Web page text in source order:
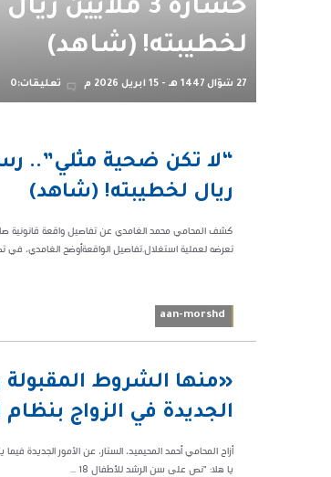
خسارة 3 ملايين ريال
لخطيبته! (شاهد)
27 شوّال 1447 هـ - 15 أبريل 2026 م تعليقات:0
ريال لخطيبته! (شاهد)
تعرضه لعملية استغلال.تفاصيل الواقعةأوضح الغامدي، في
aan-morshd
«منها الشروط
الجديدة في الزواج بنظام
أزاح المحامي أحمد المحيميد، الستار، عن الأمور الجديدة
يا هلا: "نص على سن الرشد للأطفال 18 ...